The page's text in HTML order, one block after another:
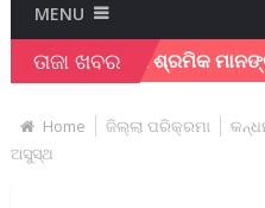
MENU
ତାଜା ଖବର
କେନ୍ଦୁପତ୍ର ଶ୍ରମିକ ମାନଙ୍କୁ
Home ଜିଲ୍ଲା ପରିକ୍ରମା
ଅସୁସ୍ଥ